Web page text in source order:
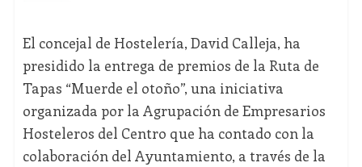
El concejal de Hostelería, David Calleja, ha
presidido la entrega de premios de la Ruta de
Tapas “Muerde el otoño”, una iniciativa
organizada por la Agrupación de Empresarios
Hosteleros del Centro que ha contado con la
colaboración del Ayuntamiento, a través de la